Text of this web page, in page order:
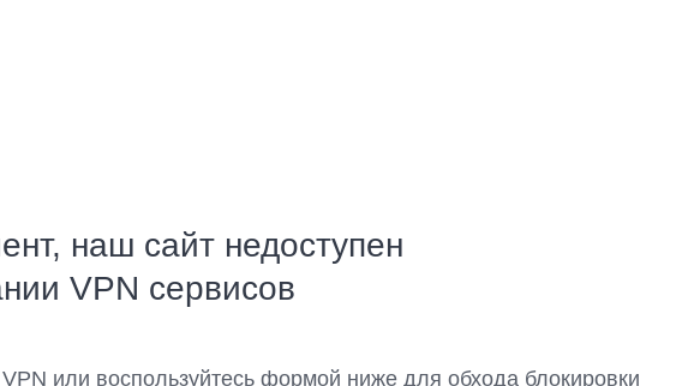
наш сайт недоступен
VPN сервисов
или воспользуйтесь формой ниже для обхода блокировки